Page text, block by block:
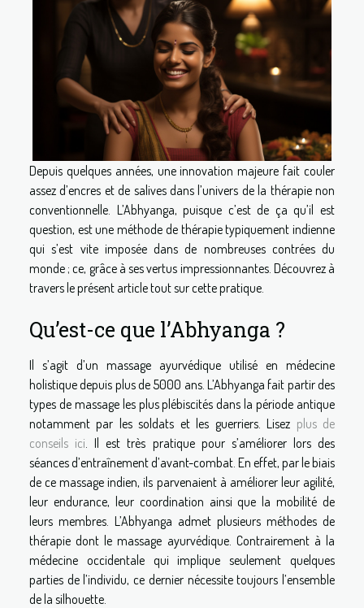
Depuis quelques années, une innovation majeure fait couler
assez d’encres et de salives dans l’univers de la thérapie non
conventionnelle. L’Abhyanga, puisque c’est de ça qu’il est
question, est une méthode de thérapie typiquement indienne
qui s’est vite imposée dans de nombreuses contrées du
monde ; ce, grâce à ses vertus impressionnantes. Découvrez à
travers le présent article tout sur cette pratique.
Qu’est-ce que l’Abhyanga ?
Il s’agit d’un massage ayurvédique utilisé en médecine
holistique depuis plus de 5000 ans. L’Abhyanga fait partir des
types de massage les plus plébiscités dans la période antique
notamment par les soldats et les guerriers. Lisez plus de
conseils ici . Il est très pratique pour s’améliorer lors des
séances d’entraînement d’avant-combat. En effet, par le biais
de ce massage indien, ils parvenaient à améliorer leur agilité,
leur endurance, leur coordination ainsi que la mobilité de
leurs membres. L’Abhyanga admet plusieurs méthodes de
thérapie dont le massage ayurvédique. Contrairement à la
médecine occidentale qui implique seulement quelques
parties de l’individu, ce dernier nécessite toujours l’ensemble
de la silhouette.